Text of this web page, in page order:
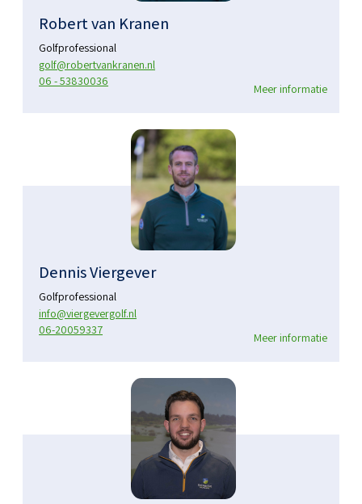
Robert van Kranen
Golfprofessional
golf@robertvankranen.nl
06 - 53830036
Meer informatie
Dennis Viergever
Golfprofessional
info@viergevergolf.nl
06-20059337
Meer informatie